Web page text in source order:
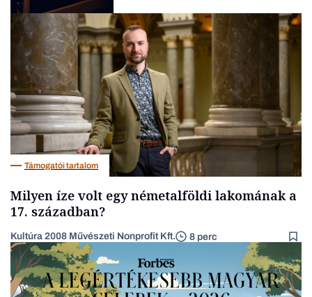
Társadalom
Támogatói tartalom
Milyen íze volt egy németalföldi lakomának a
17. században?
Kultúra 2008 Művészeti Nonprofit Kft. 8 perc